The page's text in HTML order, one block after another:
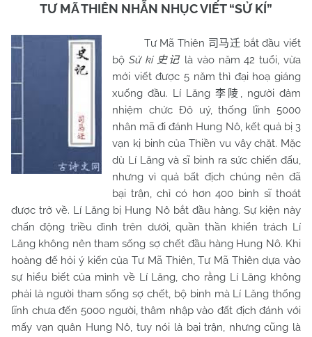
TƯ MÃ THIÊN NHẪN NHỤC VIẾT “SỬ KÍ”
Tư Mã Thiên 司马迁 bắt đầu viết
bộ Sử kí 史记 là vào năm 42 tuổi, vừa
mới viết được 5 năm thì đại hoạ giáng
xuống đầu. Lí Lăng 李陵 , người đảm
nhiệm chức Đô uý, thống lĩnh 5000
nhân mã đi đánh Hung Nô, kết quả bị 3
vạn kị binh của Thiền vu vây chặt. Mặc
dù Lí Lăng và sĩ binh ra sức chiến đấu,
nhưng vì quả bất địch chúng nên đã
bại trận, chỉ có hơn 400 binh sĩ thoát
được trở về. Lí Lăng bị Hung Nô bắt đầu hàng. Sự kiện này
chấn động triều đình trên dưới, quần thần khiển trách Lí
Lăng không nên tham sống sợ chết đầu hàng Hung Nô. Khi
hoàng đế hỏi ý kiến của Tư Mã Thiên, Tư Mã Thiên dựa vào
sự hiểu biết của mình về Lí Lăng, cho rằng Lí Lăng không
phải là người tham sống sợ chết, bộ binh mà Lí Lăng thống
lĩnh chưa đến 5000 người, thâm nhập vào đất địch đánh với
mấy vạn quân Hung Nô, tuy nói là bại trận, nhưng cũng là